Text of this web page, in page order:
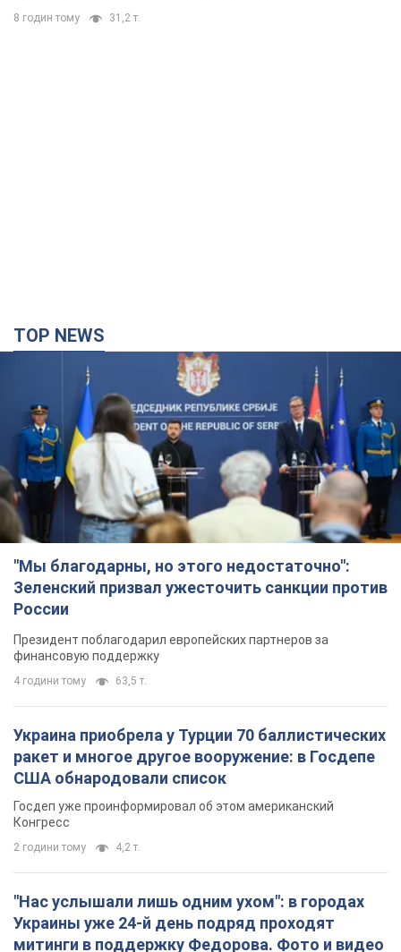
"Мы благодарны, но этого недостаточно":
Зеленский призвал ужесточить санкции против
России
Президент поблагодарил европейских партнеров за
финансовую поддержку
4 години тому 63,5 т.
Украина приобрела у Турции 70 баллистических
ракет и многое другое вооружение: в Госдепе
США обнародовали список
Конгресс
"Нас услышали лишь одним ухом": в городах
Украины уже 24-й день подряд проходят
митинги в поддержку Федорова. Фото и видео
вернуть Федорова продолжаются до сих пор